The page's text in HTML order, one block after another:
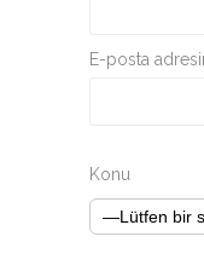
E-posta
Konu